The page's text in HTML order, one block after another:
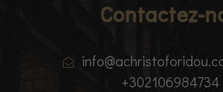
Contactez-
+302106984734